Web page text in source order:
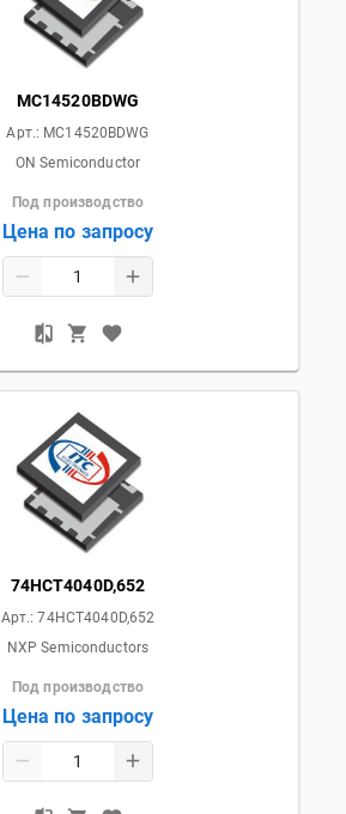
MC14520BDWG
Арт.: MC14520BDWG
ON Semiconductor
Под производство
Цена по запросу
74HCT4040D,652
Арт.:74HCT4040D,652
NXP Semiconductors
Под производство
Цена по запросу